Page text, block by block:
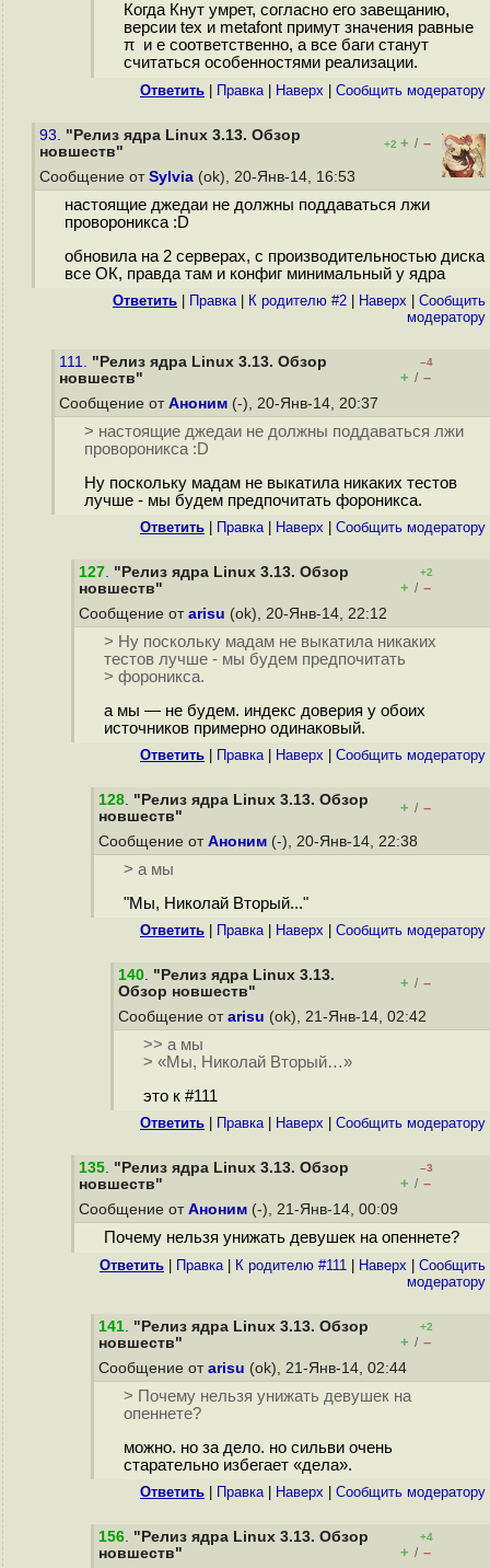
Когда Кнут умрет, согласно его завещанию,
версии tex и metafont примут значения равные
π и e соответственно, а все баги станут
считаться особенностями реализации.
Ответить Правка| Наверх Cообщить модератору
93. "Релиз ядра Linux 3.13. Обзор
новшеств"
+2 + / –
Сообщение от Sylvia (ok), 20-Янв-14, 16:53
настоящие джедаи не должны поддаваться лжи
провороникса :D
обновила на 2 серверах, с производительностью диска
все ОК, правда там и конфиг минимальный у ядра
Ответить Правка| К родителю #2 Наверх
Cообщить
модератору
111. "Релиз ядра Linux 3.13. Обзор
новшеств"
–4
+ / –
Сообщение от Аноним (-), 20-Янв-14, 20:37
> настоящие джедаи не должны поддаваться лжи
провороникса :D
Ну поскольку мадам не выкатила никаких тестов
лучше - мы будем предпочитать фороникса.
Ответить Правка| Наверх Cообщить модератору
127. "Релиз ядра Linux 3.13. Обзор
новшеств"
+2
+ / –
Сообщение от arisu (ok), 20-Янв-14, 22:12
> Ну поскольку мадам не выкатила никаких
тестов лучше - мы будем предпочитать
> фороникса.
а мы — не будем. индекс доверия у обоих
источников примерно одинаковый.
Ответить Правка| Наверх Cообщить модератору
128. "Релиз ядра Linux 3.13. Обзор
новшеств"
+ / –
Сообщение от Аноним (-), 20-Янв-14, 22:38
> а мы
"Мы, Николай Вторый..."
Ответить Правка| Наверх Cообщить модератору
140. "Релиз ядра Linux 3.13.
Обзор новшеств"
+ / –
Сообщение от arisu (ok), 21-Янв-14, 02:42
>> а мы
> «Мы, Николай Вторый…»
это к #111
Ответить Правка| Наверх Cообщить модератору
135. "Релиз ядра Linux 3.13. Обзор
новшеств"
–3
+ / –
Сообщение от Аноним (-), 21-Янв-14, 00:09
Почему нельзя унижать девушек на опеннете?
Ответить Правка| К родителю #111 Наверх
Cообщить
модератору
141. "Релиз ядра Linux 3.13. Обзор
новшеств"
+2
+ / –
Сообщение от arisu (ok), 21-Янв-14, 02:44
> Почему нельзя унижать девушек на
опеннете?
можно. но за дело. но сильви очень
старательно избегает «дела».
Ответить Правка| Наверх Cообщить модератору
156. "Релиз ядра Linux 3.13. Обзор
новшеств"
+4
+ / –